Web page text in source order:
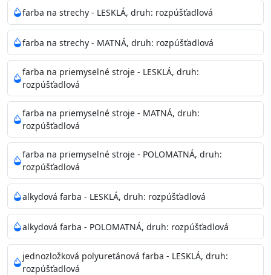
Neaplikujte pri teplote pod 5°C a nad teplotu 35°C alebo
pri relatívnej vlhkosti nad 80%.
Nepoužitá farba vyžaduje špeciálne zaobchádzanie na
bezpečnú likvidáciu.
Riedenie: do 10% vodou, podľa spôsobu aplikácie
Doba schnutia na dotyk
Doba na druhý náter: 3-4 hodiny
Balenie : 750ml, 1l, 3l, 9l, 15l
Výdatnosť na jednu vrstvu
Aplikácia: štetec, valček, striekacia pištoľ
Povrchová úprava: 1
Je možné tónovať v systéme Colorfull: áno
Merná hmotnosť : 1,54 ± 0,02 Kg / L (ISO 2811)
Čistenie: vodou
farba na strechy - LESKLÁ, druh: rozpúšťadlová
farba na strechy - MATNÁ, druh: rozpúšťadlová
farba na priemyselné stroje - LESKLÁ, druh:
rozpúšťadlová
farba na priemyselné stroje - MATNÁ, druh:
rozpúšťadlová
farba na priemyselné stroje - POLOMATNÁ, druh:
rozpúšťadlová
alkydová farba - LESKLÁ, druh: rozpúšťadlová
alkydová farba - POLOMATNÁ, druh: rozpúšťadlová
jednozložková polyuretánová farba - LESKLÁ, druh:
rozpúšťadlová